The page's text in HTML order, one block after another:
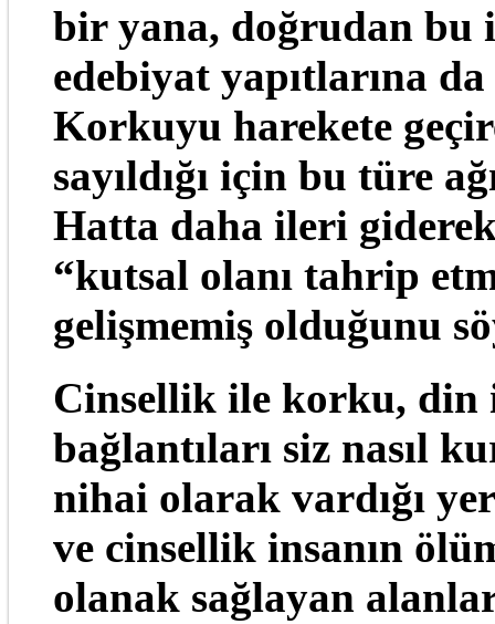
bir yana, doğrudan bu
edebiyat yapıtlarına
Korkuyu harekete
sayıldığı için bu türe
Hatta daha ileri
“kutsal olanı tahrip
gelişmemiş olduğunu
Cinsellik ile korku, din
bağlantıları siz nasıl
nihai olarak vardığı
ve cinsellik insanın
olanak sağlayan